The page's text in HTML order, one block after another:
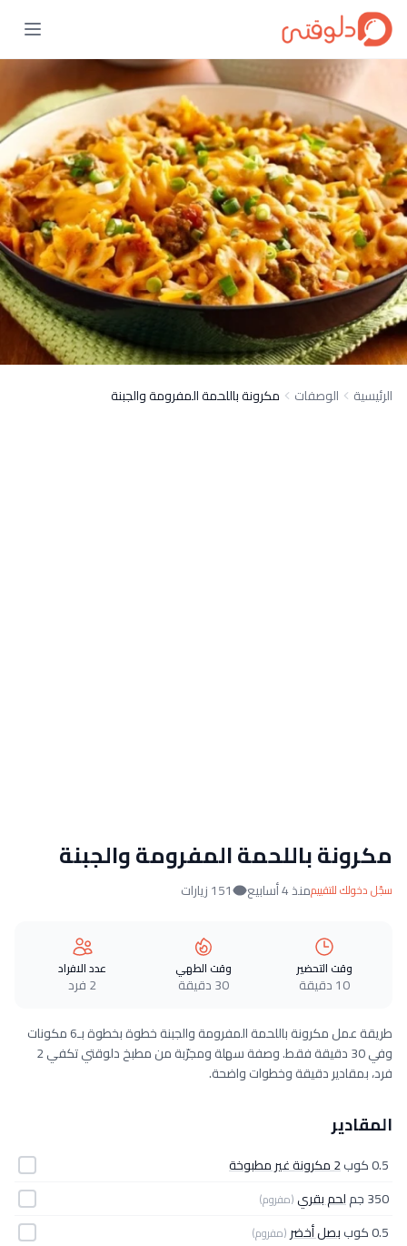
الرئيسية الوصفات مكرونة باللحمة المفرومة والجبنة
مكرونة باللحمة المفرومة والجبنة
سجّل دخولك للتقييممنذ 4 أسابيع 151 زيارات
وقت التحضير
10 دقيقة
وقت الطهي
30 دقيقة
عدد الافراد
2 فرد
طريقة عمل مكرونة باللحمة المفرومة والجبنة خطوة بخطوة بـ6 مكونات
وفي 30 دقيقة فقط. وصفة سهلة ومجرّبة من مطبخ دلوقتي تكفي 2
فرد، بمقادير دقيقة وخطوات واضحة.
المقادير
0.5 كوب
2 مكرونة غير مطبوخة
350 جم
لحم بقري(مفروم)
0.5 كوب بصل أخضر (مفروم)